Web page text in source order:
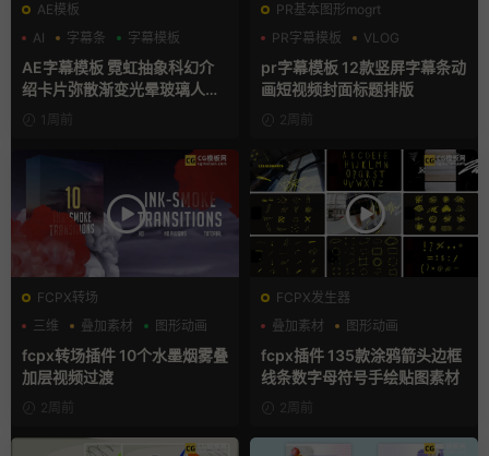
AE模板
AI
字幕条 字幕模板
AE字幕模板 霓虹抽象科幻介
绍卡片弥散渐变光晕玻璃人名
1周前
PR基本图形mogrt
PR字幕模板
VLOG
人物介绍
pr字幕模板 12款竖屏字幕条动
画短视频封面标题排版
2周前
FCPX转场
三维
叠加素材 图形动画
fcpx转场插件 10个水墨烟雾叠
加层视频过渡
2周前
FCPX发生器
叠加素材
图形动画
手绘风
fcpx插件 135款涂鸦箭头边框
线条数字母符号手绘贴图素材
2周前